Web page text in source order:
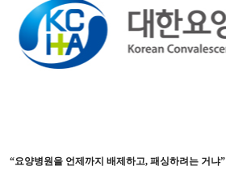
“요양병원을 언제까지 배제하고, 패싱하려는 거냐”